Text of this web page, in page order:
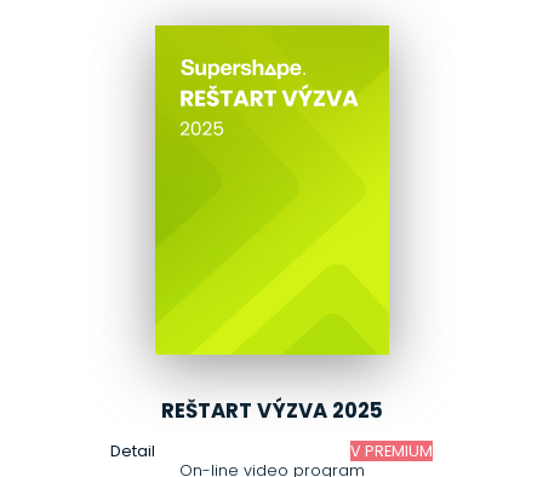
REŠTART VÝZVA 2025
On-line video program
Detail V PREMIUM